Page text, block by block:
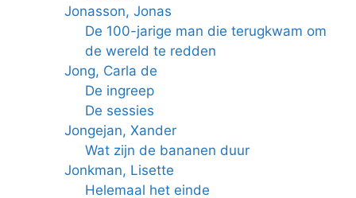
Jonasson, Jonas
De 100-jarige man die terugkwam om
de wereld te redden
Jong, Carla de
De ingreep
De sessies
Jongejan, Xander
Wat zijn de bananen duur
Jonkman, Lisette
Helemaal het einde